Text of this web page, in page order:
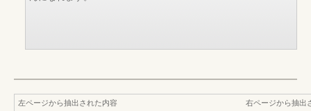
左ページから抽出された内容
右ページから抽出